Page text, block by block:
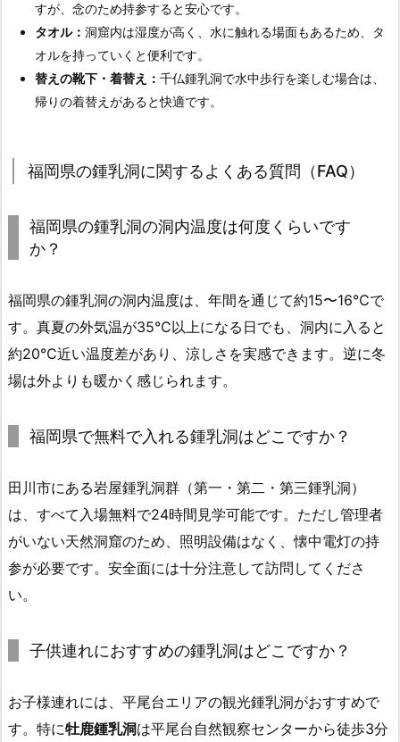
すが、念のため持参すると安心です。
タオル： 洞窟内は湿度が高く、水に触れる場面もあるため、タ
オルを持っていくと便利です。
替えの靴下・着替え： 千仏鍾乳洞で水中歩行を楽しむ場合は、
帰りの着替えがあると快適です。
福岡県の鍾乳洞に関するよくある質問（FAQ）
福岡県の鍾乳洞の洞内温度は何度くらいです
か？
福岡県の鍾乳洞の洞内温度は、年間を通じて約15〜16℃で
す。真夏の外気温が35℃以上になる日でも、洞内に入ると
約20℃近い温度差があり、涼しさを実感できます。逆に冬
場は外よりも暖かく感じられます。
福岡県で無料で入れる鍾乳洞はどこですか？
田川市にある岩屋鍾乳洞群（第一・第二・第三鍾乳洞）
は、すべて入場無料で24時間見学可能です。ただし管理者
がいない天然洞窟のため、照明設備はなく、懐中電灯の持
参が必要です。安全面には十分注意して訪問してくださ
い。
子供連れにおすすめの鍾乳洞はどこですか？
お子様連れには、平尾台エリアの観光鍾乳洞がおすすめで
す。特に牡鹿鍾乳洞は平尾台自然観察センターから徒歩3分